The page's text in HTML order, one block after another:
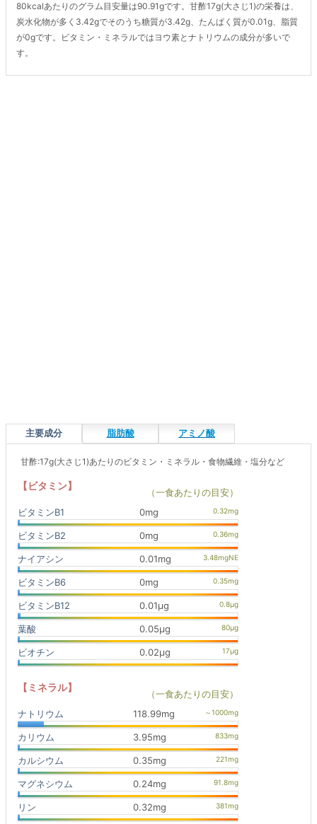
80kcalあたりのグラム目安量は90.91gです。甘酢17g(大さじ1)の栄養は、
炭水化物が多く3.42gでそのうち糖質が3.42g、たんぱく質が0.01g、脂質
が0gです。ビタミン・ミネラルではヨウ素とナトリウムの成分が多いで
す。
主要成分 脂肪酸 アミノ酸
甘酢:17g(大さじ1)あたりのビタミン・ミネラル・食物繊維・塩分など
【ビタミン】
（一食あたりの目安）
ビタミンB1
0mg
ビタミンB2 0mg
ナイアシン 0.01mg
ビタミンB6 0mg
ビタミンB12 0.01μg
葉酸 0.05μg
ビオチン 0.02μg
【ミネラル】
（一食あたりの目安）
ナトリウム
118.99mg
カリウム 3.95mg
カルシウム 0.35mg
マグネシウム 0.24mg
リン 0.32mg